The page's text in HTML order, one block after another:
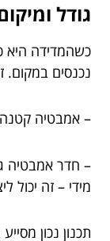
גודל
כשהמדידה היא
נכנסים במקום.
– אמבטיה
– חדר אמבטיה
מידי – זה יכול
תכנון נכון